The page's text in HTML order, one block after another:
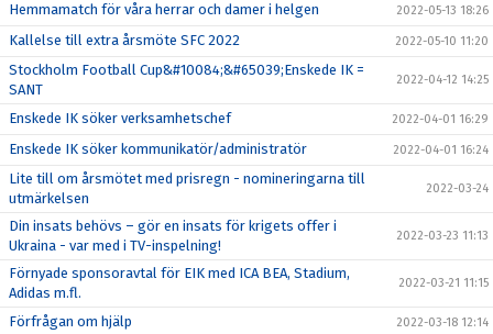
Hemmamatch för våra herrar och damer i helgen 2022-05-13 18:26
Kallelse till extra årsmöte SFC 2022 2022-05-10 11:20
Stockholm Football Cup&#10084;&#65039;Enskede IK =
SANT
2022-04-12 14:25
Enskede IK söker verksamhetschef 2022-04-01 16:29
Enskede IK söker kommunikatör/administratör 2022-04-01 16:24
Lite till om årsmötet med prisregn - nomineringarna till
utmärkelsen
2022-03-24
Din insats behövs – gör en insats för krigets offer i
Ukraina - var med i TV-inspelning!
2022-03-23 11:13
Förnyade sponsoravtal för EIK med ICA BEA, Stadium,
Adidas m.fl.
2022-03-21 11:15
Förfrågan om hjälp 2022-03-18 12:14